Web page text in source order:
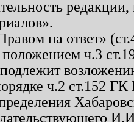
на ответ»
положением ч.3
ч.2 ст.152